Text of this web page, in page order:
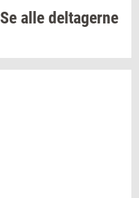
Se alle del­ta­ger­ne